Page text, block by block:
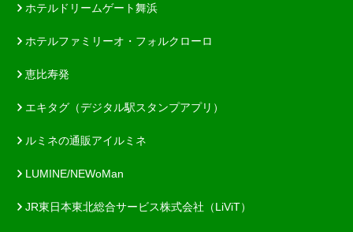
ホテルドリームゲート舞浜
ホテルファミリーオ・フォルクローロ
恵比寿発
エキタグ（デジタル駅スタンプアプリ）
ルミネの通販アイルミネ
LUMINE/NEWoMan
JR東日本東北総合サービス株式会社（LiViT）